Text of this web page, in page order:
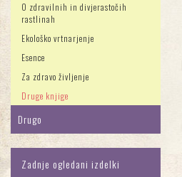
O zdravilnih in divjerastočih
rastlinah
Ekološko vrtnarjenje
Esence
Za zdravo življenje
Druge knjige
Drugo
Zadnje ogledani izdelki